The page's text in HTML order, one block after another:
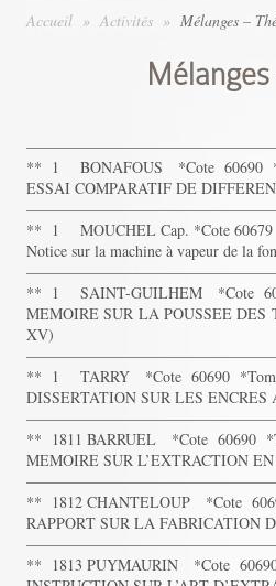
Accueil » Activités » Mélanges –
** 1 BONAFOUS *Cote 60690
ESSAI COMPARATIF DE
** 1 MOUCHEL Cap. *Cote
Notice sur la machine à vapeur de la
** 1 SAINT-GUILHEM *Cote
MEMOIRE SUR LA POUSSEE DES
XV)
** 1 TARRY *Cote 60690
DISSERTATION SUR LES ENCRES
** 1811 BARRUEL *Cote 60690
MEMOIRE SUR L’EXTRACTION
** 1812 CHANTELOUP *Cote
RAPPORT SUR LA FABRICATION
** 1813 PUYMAURIN *Cote